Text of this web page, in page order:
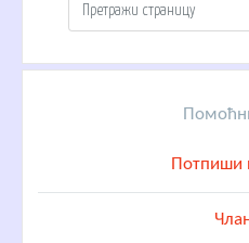
Потпиши